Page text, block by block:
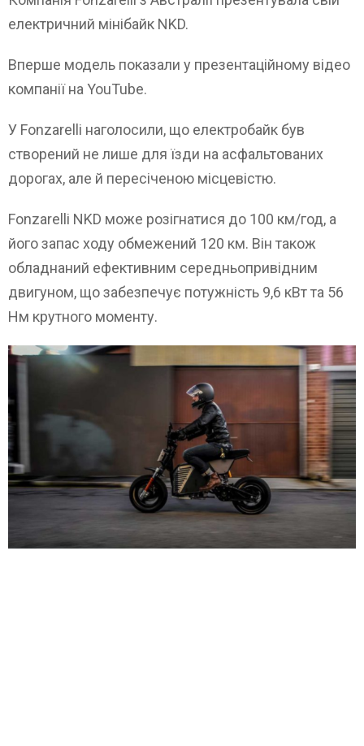
електричний мінібайк NKD.
Вперше модель показали у презентаційному відео
компанії на YouTube.
У Fonzarelli наголосили, що електробайк був
створений не лише для їзди на асфальтованих
дорогах, але й пересіченою місцевістю.
Fonzarelli NKD може розігнатися до 100 км/год, а
його запас ходу обмежений 120 км. Він також
обладнаний ефективним середньопривідним
двигуном, що забезпечує потужність 9,6 кВт та 56
Нм крутного моменту.